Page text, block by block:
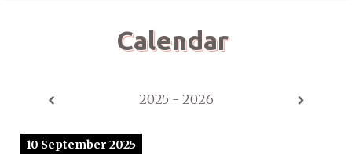
Calendar
2025 - 2026
10 September 2025